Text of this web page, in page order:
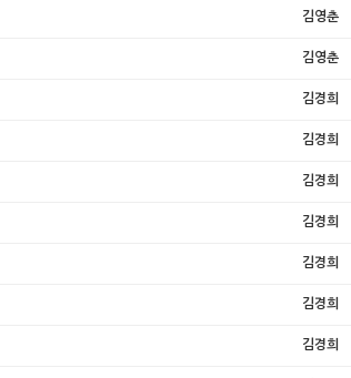
김영춘
김영춘
김경희
김경희
김경희
김경희
김경희
김경희
김경희